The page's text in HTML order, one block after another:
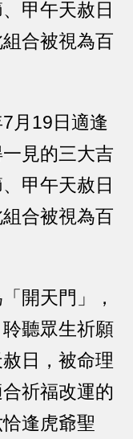
甲午天赦日
合被視為百
月19日適逢
見的三大吉
甲午天赦日
合被視為百
開天門」，
聽眾生祈願
日，被命理
祈福改運的
逢虎爺聖